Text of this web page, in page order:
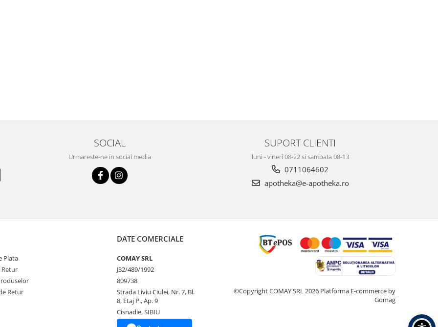
SOCIAL
Urmareste-ne in social media
SUPORT CLIENTI
luni - vineri 08-22 si sambata 08-13
0711064602
apotheka@e-apotheka.ro
Plata
Retur
Retur
DATE COMERCIALE
COMAY SRL
J32/489/1992
809738
Strada Liviu Ciulei, Nr. 7, Bl.
8, Etaj P., Ap. 9
Cisnadie, SIBIU
©Copyright COMAY SRL 2026 Platforma E-commerce by
Gomag